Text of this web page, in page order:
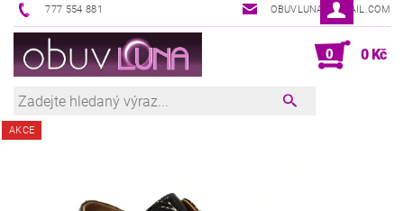
777 554 881 OBUVLUNA@GMAIL.COM
0 0 Kč
AKCE